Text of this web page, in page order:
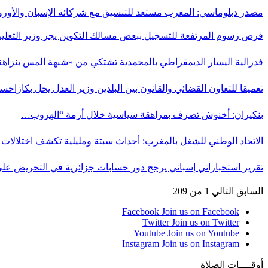
مصدر دبلوماسي: المغرب مستعد للتنسيق مع شركائه الإسبان
فرض رسوم المرتفعة للتسجيل ببعض مسالك التكوين يجر وزير
فدرالية اليسار الديمقراطي بالمحمدية تشتكي من «شبهة المس
تعميقا للتعاون القضائي والقانون بين البلدين وزير العدل يحل
بنكيران: أخنوش تصرف بمراهقة سياسية خلال أزمة “الهروب…
الاتحاد الوطني للشغل بالمغرب: أحداث سبتة ومليلية تكشف
تقرير استخباراتي إسباني يرجح دور حسابات جزائرية في التحريض
السابق التالي 1 من 209
Facebook Join us on Facebook
Twitter Join us on Twitter
Youtube Join us on Youtube
Instagram Join us on Instagram
أوقــــات الصلاة